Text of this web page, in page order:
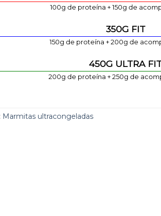
100g de proteína + 150g de
350G FIT
150g de proteína + 200g de
450G ULTRA
200g de proteína + 250g de
Marmitas ultracongeladas